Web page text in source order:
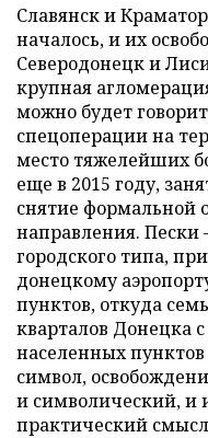
Славянск и
началось, и их
Северодонецк и
крупная
можно будет
спецоперации на
место тяжелейших
еще в 2015 году,
снятие формальной
направления.
городского типа,
донецкому
пунктов, откуда
кварталов Донецка
населенных
символ,
и символический, и
практический